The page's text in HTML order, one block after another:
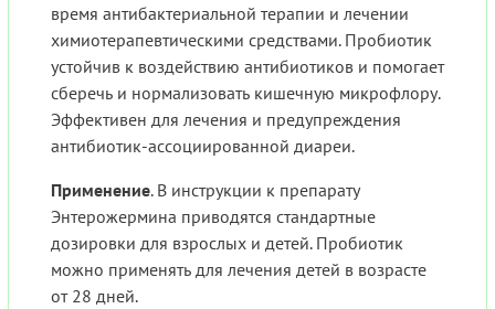
время антибактериальной терапии и лечении
химиотерапевтическими средствами. Пробиотик
устойчив к воздействию антибиотиков и помогает
сберечь и нормализовать кишечную микрофлору.
Эффективен для лечения и предупреждения
антибиотик-ассоциированной диареи.
Применение. В инструкции к препарату
Энтерожермина приводятся стандартные
дозировки для взрослых и детей. Пробиотик
можно применять для лечения детей в возрасте
от 28 дней.